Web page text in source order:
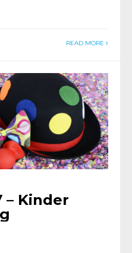
READ MORE
– Kinder